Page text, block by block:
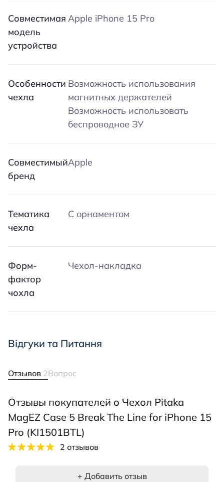
Совместимая
модель
устройства
Apple iPhone 15 Pro
Особенности
чехла
Возможность использования
магнитных держателей
Возможность использовать
беспроводное ЗУ
Совместимый
бренд
Apple
Тематика
чехла
С орнаментом
Форм-
фактор
чохла
Чехол-накладка
Відгуки та Питання
Отзывов 2Вопрос
Отзывы покупателей о Чехол Pitaka
MagEZ Case 5 Break The Line for iPhone 15
Pro (KI1501BTL)
2 отзывов
+ Добавить отзыв